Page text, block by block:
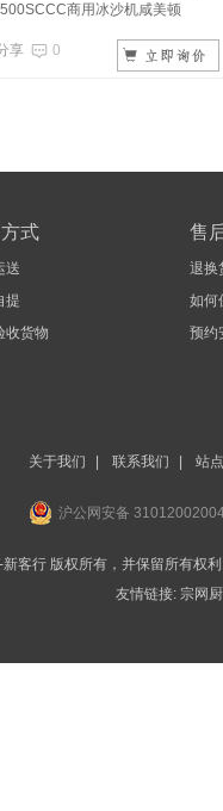
商用冰沙机咸美顿
享 0
式
送
提
收货物
售
退换
如何
预约
关于我们 联系我们 站
沪公网安备
客行 版权所有，并保留所有权
友情链接: 宗网